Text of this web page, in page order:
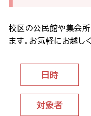
校区の公民館や集会
ます。お気軽にお越し
日時
対象者